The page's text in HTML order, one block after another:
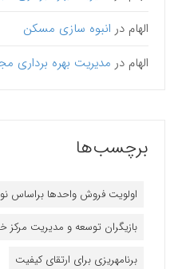
الهام در انبوه سازی مسکن
الهام در مدیریت بهره برداری
برچسب‌ها
اولویت فروش واحدها براساس
بازیگران توسعه و مدیریت مرکز
برنامه‎ریزی برای ارتقای کیفیت